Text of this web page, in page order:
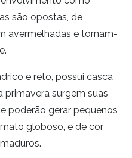
são opostas, de
avermelhadas e tornam-
e reto, possui casca
primavera surgem suas
poderão gerar pequenos
globoso, e de cor